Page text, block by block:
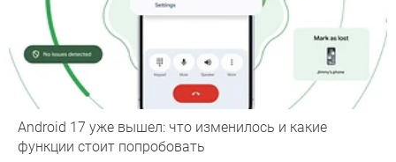
Android 17 уже вышел: что изменилось и какие
функции стоит попробовать